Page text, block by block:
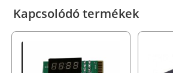
Kapcsolódó termékek